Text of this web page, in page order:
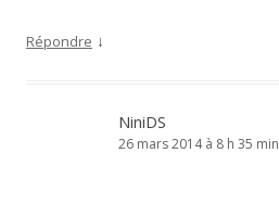
Répondre ↓
NiniDS
26 mars 2014 à 8 h 35 min